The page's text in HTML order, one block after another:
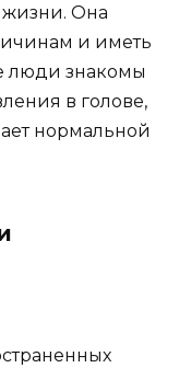
жизни. Она
и иметь
люди знакомы
в голове,
нормальной